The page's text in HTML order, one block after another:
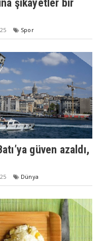
şikayetler bir
Spor
güven azaldı,
Dünya